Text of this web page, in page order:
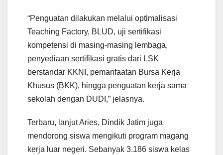
“Penguatan dilakukan melalui optimalisasi
Teaching Factory, BLUD, uji sertifikasi
kompetensi di masing-masing lembaga,
penyediaan sertifikasi gratis dari LSK
berstandar KKNI, pemanfaatan Bursa Kerja
Khusus (BKK), hingga penguatan kerja sama
sekolah dengan DUDI,” jelasnya.
Terbaru, lanjut Aries, Dindik Jatim juga
mendorong siswa mengikuti program magang
kerja luar negeri. Sebanyak 3.186 siswa kelas